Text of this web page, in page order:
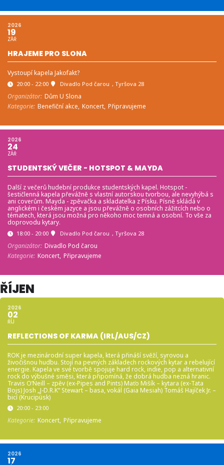
2026
19
ZÁŘ
HRAJEME PRO SLONA
Vystoupí kapela Jakofakt?
20:00 - 22:00 Divadlo Pod čarou , Tyršova 28
Organizátor: Dům U Slona
Kategorie: Benefiční akce, Koncert, Připravujeme
2026
24
ZÁŘ
STUDENTSKÝ VEČER - HOTSPOT & MAYDA
Další z večerů hudební produkce studentských kapel. Hotspot -
šestičlenná kapela převážně s vlastní autorskou tvorbou, ale nevyhýbá s
ani coverům. Mayda - zpěvačka a skladatelka z Písku. Písně skládá v
anglickém i českém jazyce a jsou převážně o osobních zážitcích nebo o
tématech, která jsou možná pro někoho moc temná a osobní. To vše za
doprovodu kytary.
18:00 - 20:00 Divadlo Pod čarou , Tyršova 28
Organizátor: Divadlo Pod čarou
Kategorie: Koncert, Připravujeme
ŘÍJEN
2026
02
ŘÍJ
REFLECTIONS OF KARMA (IRL/AUS/CZ)
ROK je mezinárodní super kapela, která přináší svěží, syrovou a
živočišnou hudbu. Stojí na pevných základech rockových kytar a rebelující
energie. Kapela ve své tvorbě spojuje hard rock, indie, pop a alternativní
rock do výbušné směsi, která připomíná, že dobrá hudba nezná hranic.
Travis O’Neill – zpěv (ex-Pipes and Pints) Maťo Mišík – kytara (ex-Tata
Bojs) Josh „J-D.R.K“ Stewart – basa, vokál (Gaia Mesiah) Tomáš Hajíček Jr. –
bicí (Krucipüsk)
20:00 - 23:00
Kategorie: Koncert, Připravujeme
2026
17